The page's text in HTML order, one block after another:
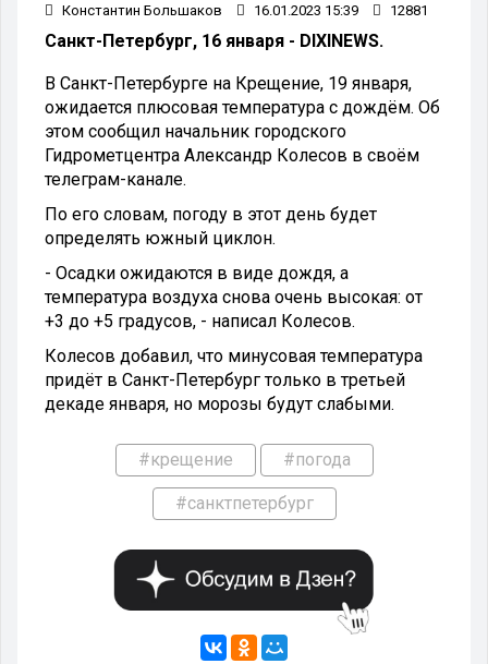
Константин Большаков 16.01.2023 15:39 12881
Санкт-Петербург, 16 января - DIXINEWS.
В Санкт-Петербурге на Крещение, 19 января,
ожидается плюсовая температура с дождём. Об
этом сообщил начальник городского
Гидрометцентра Александр Колесов в своём
телеграм-канале.
По его словам, погоду в этот день будет
определять южный циклон.
- Осадки ожидаются в виде дождя, а
температура воздуха снова очень высокая: от
+3 до +5 градусов, - написал Колесов.
Колесов добавил, что минусовая температура
придёт в Санкт-Петербург только в третьей
декаде января, но морозы будут слабыми.
#крещение #погода
#санктпетербург